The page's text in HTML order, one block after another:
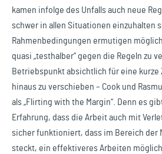
kamen infolge des Unfalls auch neue
schwer in allen Situationen einzuhalten
Rahmenbedingungen ermutigen
quasi „testhalber“ gegen die Regeln zu
Betriebspunkt absichtlich für eine kurze
hinaus zu verschieben – Cook und
als „Flirting with the Margin“. Denn es
Erfahrung, dass die Arbeit auch mit
sicher funktioniert, dass im Bereich der
steckt, ein effektiveres Arbeiten